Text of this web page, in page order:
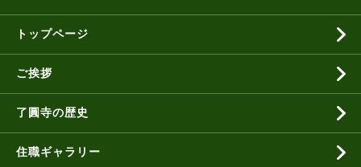
トップページ
ご挨拶
了圓寺の歴史
住職ギャラリー